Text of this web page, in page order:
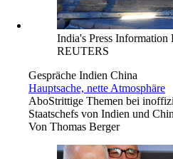
India's Press Information
REUTERS
Gespräche Indien China
Hauptsache, nette Atmosphäre
AboStrittige Themen bei
Staatschefs von Indien und
Von Thomas Berger